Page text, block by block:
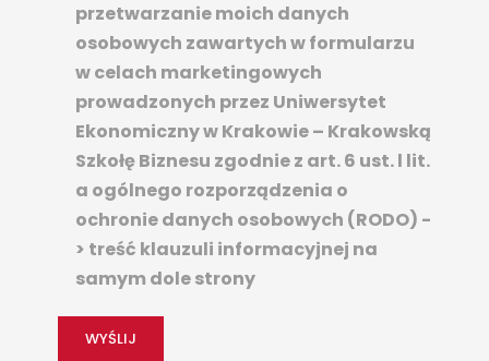
przetwarzanie moich danych
osobowych zawartych w formularzu
w celach marketingowych
prowadzonych przez Uniwersytet
Ekonomiczny w Krakowie – Krakowską
Szkołę Biznesu zgodnie z art. 6 ust. l lit.
a ogólnego rozporządzenia o
ochronie danych osobowych (RODO) -
> treść klauzuli informacyjnej na
samym dole strony